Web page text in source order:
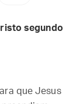
segundo
que Jesus